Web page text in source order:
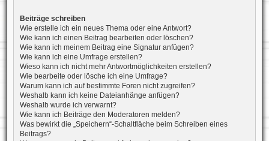
Beiträge schreiben
Wie erstelle ich ein neues Thema oder eine Antwort?
Wie kann ich einen Beitrag bearbeiten oder löschen?
Wie kann ich meinem Beitrag eine Signatur anfügen?
Wie kann ich eine Umfrage erstellen?
Wieso kann ich nicht mehr Antwortmöglichkeiten erstellen?
Wie bearbeite oder lösche ich eine Umfrage?
Warum kann ich auf bestimmte Foren nicht zugreifen?
Weshalb kann ich keine Dateianhänge anfügen?
Weshalb wurde ich verwarnt?
Wie kann ich Beiträge den Moderatoren melden?
Was bewirkt die „Speichern“-Schaltfläche beim Schreiben eines
Beitrags?